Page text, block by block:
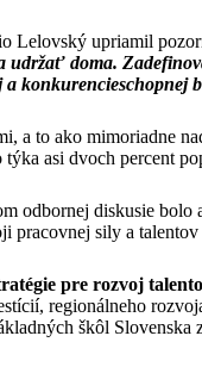
Lelovský upriamil
doma.
konkurencieschopnej
a to ako mimoriadne
asi dvoch percent
odbornej diskusie
pracovnej sily a
pre rozvoj
regionálneho
škôl Slovenska